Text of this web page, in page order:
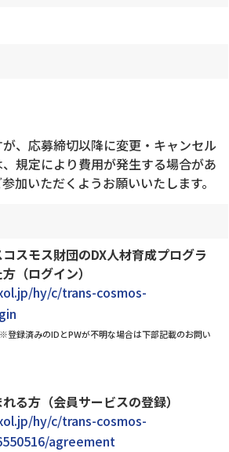
、応募締切以降に変更・キャンセル
規定により費用が発生する場合があ
加いただくようお願いいたします。
スモス財団のDX人材育成プログラ
（ログイン）
hy/c/trans-cosmos-
※登録済みのIDとPWが不明な場合は下部記載のお問い
る方（会員サービスの登録）
hy/c/trans-cosmos-
agreement